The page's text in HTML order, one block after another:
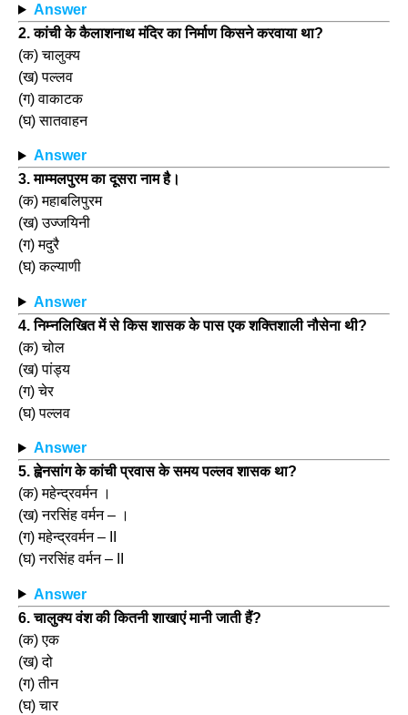
Answer
2. कांची के कैलाशनाथ मंदिर का निर्माण किसने करवाया था?
(क) चालुक्य
(ख) पल्लव
(ग) वाकाटक
(घ) सातवाहन
Answer
3. माम्मलपुरम का दूसरा नाम है।
(क) महाबलिपुरम
(ख) उज्जयिनी
(ग) मदुरै
(घ) कल्याणी
Answer
4. निम्नलिखित में से किस शासक के पास एक शक्तिशाली नौसेना थी?
(क) चोल
(ख) पांड्य
(ग) चेर
(घ) पल्लव
Answer
5. ह्वेनसांग के कांची प्रवास के समय पल्लव शासक था?
(क) महेन्द्रवर्मन ।
(ख) नरसिंह वर्मन – ।
(ग) महेन्द्रवर्मन – II
(घ) नरसिंह वर्मन – II
Answer
6. चालुक्य वंश की कितनी शाखाएं मानी जाती हैं?
(क) एक
(ख) दो
(ग) तीन
(घ) चार